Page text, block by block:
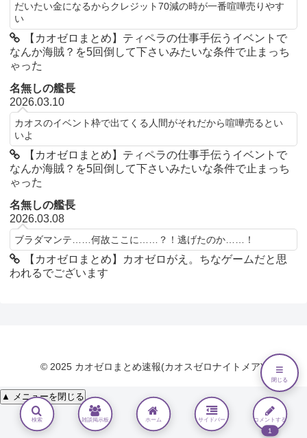
だいたい金になるからクレジット70減の時が一番喧嘩売りやす
い
【カオゼロまとめ】ティペラの仕事手伝うイベントで
なんか海賊？を5回倒して下さいみたいな条件で止まっち
ゃった
名無しの艦長
2026.03.10
カオスのイベント枠で出てくる人間がそれだから喧嘩売るとい
いよ
【カオゼロまとめ】ティペラの仕事手伝うイベントで
なんか海賊？を5回倒して下さいみたいな条件で止まっち
ゃった
名無しの艦長
2026.03.08
ブラダマンテ……何故ここに……？！逃げたのか……！
【カオゼロまとめ】カオゼロがえ。ちなゲームだと思
われるでございます
© 2025 カオゼロまとめ速報(カオスゼロナイトメア).
▲ メニューを閉じる
検索 雑談掲示板 ホーム サイドバー コメントする
1
≡
閉じる